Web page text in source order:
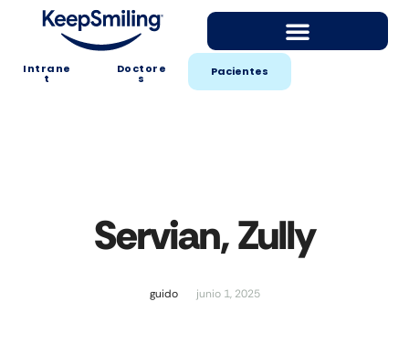
Intrane
t
Doctore
s Pacientes
Servian, Zully
guido junio 1, 2025